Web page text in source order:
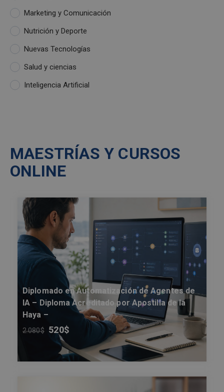
Marketing y Comunicación
Nutrición y Deporte
Nuevas Tecnologías
Salud y ciencias
Inteligencia Artificial
MAESTRÍAS Y CURSOS
ONLINE
Diplomado en Automatización de Agentes de
IA – Diploma Acreditado por Apostilla de la
Haya –
2.080$ 520$